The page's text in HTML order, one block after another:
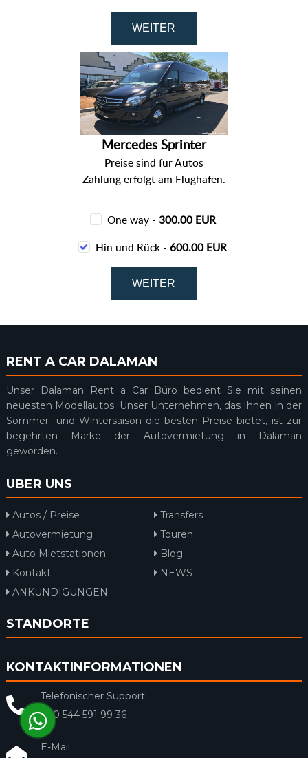
Mercedes Sprinter
Preise sind für Autos
Zahlung erfolgt am Flughafen.
One way - 300.00 EUR
Hin und Rück -600.00 EUR
RENT A CAR DALAMAN
Unser Dalaman Rent a Car Büro bedient Sie mit seinen
neuesten Modellautos. Unser Unternehmen, das Ihnen in der
Sommer- und Wintersaison die besten Preise bietet, ist zur
begehrten Marke der Autovermietung in Dalaman
geworden.
UBER UNS
Autos / Preise
Transfers
Autovermietung
Touren
Auto Mietstationen
Blog
Kontakt
NEWS
ANKÜNDIGUNGEN
STANDORTE
KONTAKTINFORMATIONEN
Telefonischer Support
+90 544 591 99 36
E-Mail